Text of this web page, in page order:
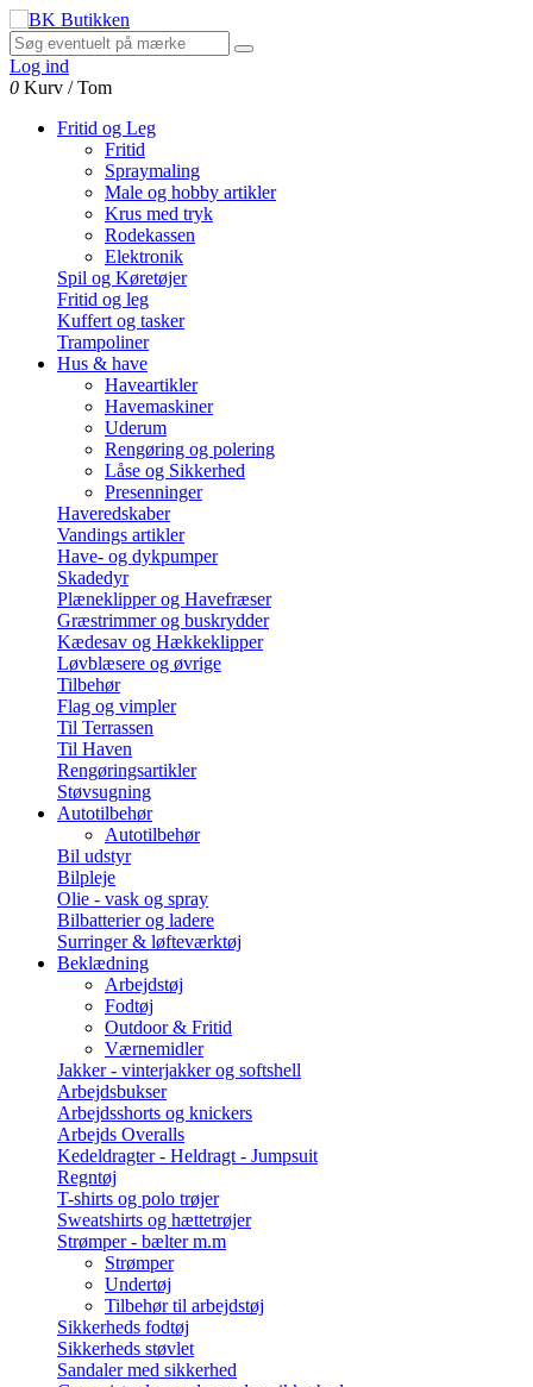
Log ind
0 Kurv /Tom
Fritid og Leg
Fritid
Spraymaling
Male og hobby artikler
Krus med tryk
Rodekassen
Elektronik
Spil og Køretøjer
Fritid og leg
Kuffert og tasker
Trampoliner
Hus & have
Haveartikler
Havemaskiner
Uderum
Rengøring og polering
Låse og Sikkerhed
Presenninger
Haveredskaber
Vandings artikler
Have- og dykpumper
Skadedyr
Plæneklipper og Havefræser
Græstrimmer og buskrydder
Kædesav og Hækkeklipper
Løvblæsere og øvrige
Tilbehør
Flag og vimpler
Til Terrassen
Til Haven
Rengøringsartikler
Støvsugning
Autotilbehør
Autotilbehør
Bil udstyr
Bilpleje
Olie - vask og spray
Bilbatterier og ladere
Surringer & løfteværktøj
Beklædning
Arbejdstøj
Fodtøj
Outdoor & Fritid
Værnemidler
Jakker - vinterjakker og softshell
Arbejdsbukser
Arbejdsshorts og knickers
Arbejds Overalls
Kedeldragter - Heldragt - Jumpsuit
Regntøj
T-shirts og polo trøjer
Sweatshirts og hættetrøjer
Strømper - bælter m.m
Strømper
Undertøj
Tilbehør til arbejdstøj
Sikkerheds fodtøj
Sikkerheds støvlet
Sandaler med sikkerhed